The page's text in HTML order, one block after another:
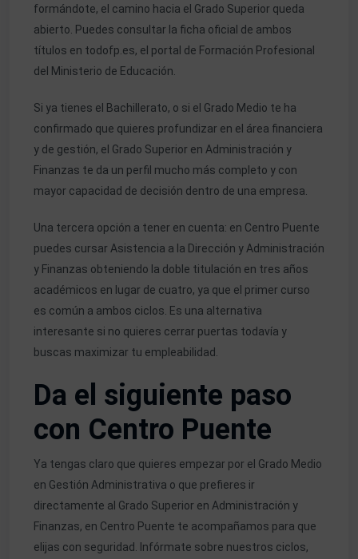
formándote, el camino hacia el Grado Superior queda
abierto. Puedes consultar la ficha oficial de ambos
títulos en todofp.es, el portal de Formación Profesional
del Ministerio de Educación.
Si ya tienes el Bachillerato, o si el Grado Medio te ha
confirmado que quieres profundizar en el área financiera
y de gestión, el Grado Superior en Administración y
Finanzas te da un perfil mucho más completo y con
mayor capacidad de decisión dentro de una empresa.
Una tercera opción a tener en cuenta: en Centro Puente
puedes cursar Asistencia a la Dirección y Administración
y Finanzas obteniendo la doble titulación en tres años
académicos en lugar de cuatro, ya que el primer curso
es común a ambos ciclos. Es una alternativa
interesante si no quieres cerrar puertas todavía y
buscas maximizar tu empleabilidad.
Da el siguiente paso
con Centro Puente
Ya tengas claro que quieres empezar por el Grado Medio
en Gestión Administrativa o que prefieres ir
directamente al Grado Superior en Administración y
Finanzas, en Centro Puente te acompañamos para que
elijas con seguridad. Infórmate sobre nuestros ciclos,